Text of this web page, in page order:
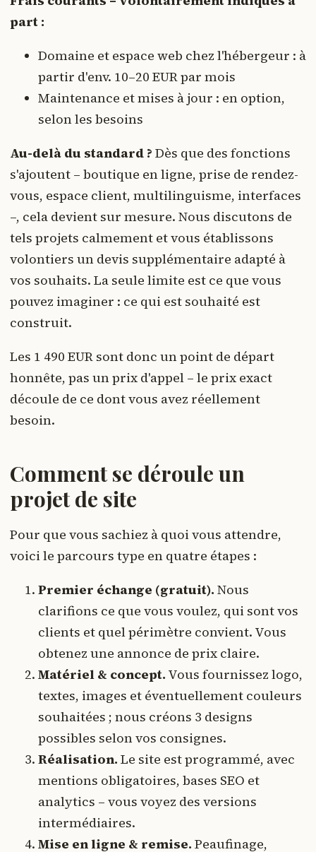
part :
Domaine et espace web chez l'hébergeur : à
partir d'env. 10–20 EUR par mois
Maintenance et mises à jour : en option,
selon les besoins
Au-delà du standard ? Dès que des fonctions
s'ajoutent – boutique en ligne, prise de rendez-
vous, espace client, multilinguisme, interfaces
–, cela devient sur mesure. Nous discutons de
tels projets calmement et vous établissons
volontiers un devis supplémentaire adapté à
vos souhaits. La seule limite est ce que vous
pouvez imaginer : ce qui est souhaité est
construit.
Les 1 490 EUR sont donc un point de départ
honnête, pas un prix d'appel – le prix exact
découle de ce dont vous avez réellement
besoin.
Comment se déroule un
projet de site
Pour que vous sachiez à quoi vous attendre,
voici le parcours type en quatre étapes :
Premier échange (gratuit). Nous
clarifions ce que vous voulez, qui sont vos
clients et quel périmètre convient. Vous
obtenez une annonce de prix claire.
Matériel & concept. Vous fournissez logo,
textes, images et éventuellement couleurs
souhaitées ; nous créons 3 designs
possibles selon vos consignes.
Réalisation. Le site est programmé, avec
mentions obligatoires, bases SEO et
analytics – vous voyez des versions
intermédiaires.
Mise en ligne & remise. Peaufinage,